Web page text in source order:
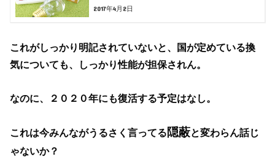
2017年4月2日
これがしっかり明記されていないと、国が定めている換
気についても、しっかり性能が担保されん。
なのに、２０２０年にも復活する予定はなし。
これは今みんながうるさく言ってる 隠蔽と変わらん話じ
ゃないか？